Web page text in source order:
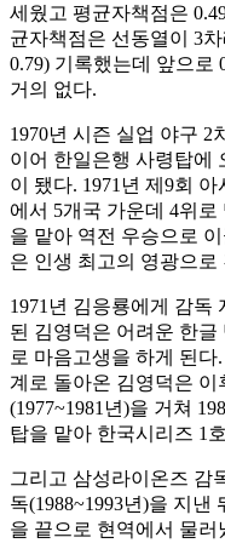
세웠고 평균자책점은
균자책점은 선동열이 3차
0.79) 기록했는데 앞으로
거의 없다.
1970년 시즌 실업 야구 2
이어 한일은행 사령탑에
이 됐다. 1971년 제9회
에서 5개국 가운데 4위
을 맡아 역전 우승으로
은 인생 최고의 영광으로
1971년 김응룡에게 감독
된 김영덕은 어려운 한글
로 마음고생을 하게 된다
계로 돌아온 김영덕은
(1977~1981년)을 거쳐
탑을 맡아 한국시리즈 1
그리고 삼성라이온즈 감
독(1988~1993년)을 지낸
을 끝으로 현역에서 물러